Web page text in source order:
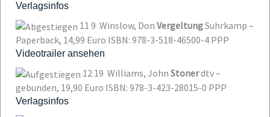
Verlagsinfos
11 9 Winslow, Don VergeltungSuhrkamp –
Paperback, 14,99 Euro ISBN: 978-3-518-46500-4 PPP
Videotrailer ansehen
12 19 Williams, John Stonerdtv –
gebunden, 19,90 Euro ISBN: 978-3-423-28015-0 PPP
Verlagsinfos